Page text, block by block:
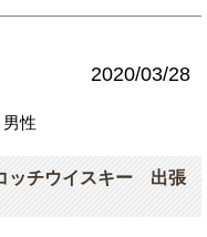
2020/03/28
男性
ッチウイスキー 出張